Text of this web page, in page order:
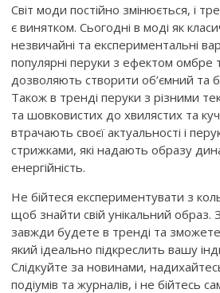
Світ моди постійно змінюється, і
є винятком. Сьогодні в моді як
незвичайні та експериментальні
популярні перуки з ефектом омбре
дозволяють створити об’ємний та
Також в тренді перуки з різними
та шовковистих до хвилястих та
втрачають своєї актуальності і
стрижками, які надають образу
енергійність.
Не бійтеся експериментувати з
щоб знайти свій унікальний образ.
завжди будете в тренді та
який ідеально підкреслить вашу
Слідкуйте за новинами,
подіумів та журналів, і не бійтесь